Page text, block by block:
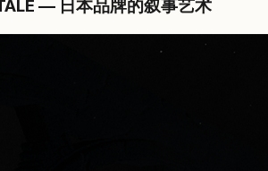
— 日本品牌的叙事艺术